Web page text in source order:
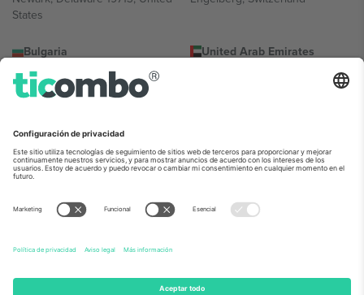
States
Bulgaria
Regus Sofia City West, bul
Totleben 53-55, 1606 Sofia,
United Arab Emirates
UAE Dubai Silicon Oasis, DDP
Building A1, Office 302, Dubai,
Mexico
Av Chapultepec 360, Roma
Norte, Cuauhtémoc, 06700
Ciudad de México, CDMX,
Mexico
La entidad jurídica del proveedor de la plataforma puede variar en
información, consulte la página específica del evento, el pie de